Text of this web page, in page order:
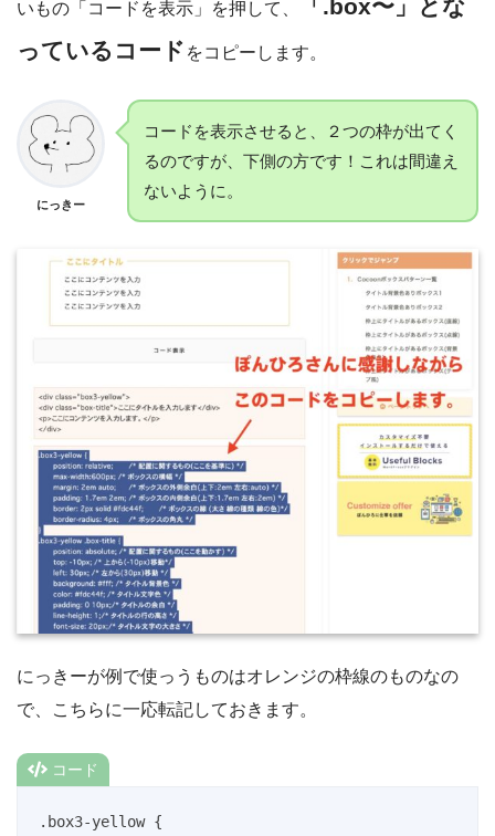
いもの「コードを表示」を押して、
「.box〜」とな
っているコード をコピーします。
にっきー
コードを表示させると、２つの枠が出てく
るのですが、下側の方です！これは間違え
ないように。
にっきーが例で使っうものはオレンジの枠線のものなの
で、こちらに一応転記しておきます。
コード
.box3-yellow {